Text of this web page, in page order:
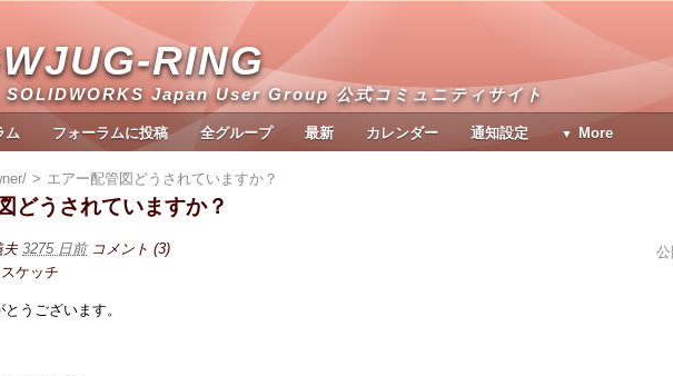
RING
SOLIDWORKS Japan User Group 公式コミュニティサイト
ム フォーラムに投稿 全グループ 最新 カレンダー 通知設定 More
エアー配管図どうされていますか？
どうされていますか？
公
夫 3275 日前 コメント (3)
ケッチ
うございます。